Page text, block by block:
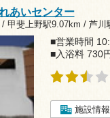
あいセンター
/ 甲斐上野駅9.07km / 芦川
■営業時間
■入浴料 730
施設情